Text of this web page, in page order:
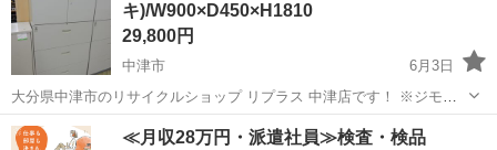
れ...
キ)/W900×D450×H1810
29,800円
中津市
6月3日
大分県中津市のリサイクルショップ リプラス 中津店です！ ※ジモテ
ィー便はご対応しておりません ご了承下さいませ。 ■ご来店の前に在
庫の確認をお願い致します。 ■中古品になります。キズやヘコミ・汚
大分 中津市 オフィス用家具
≪月収28万円・派遣社員≫検査・検品